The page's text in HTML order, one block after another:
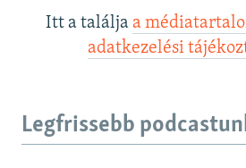
Itt a találja a
adatkezelési
Legfrissebb